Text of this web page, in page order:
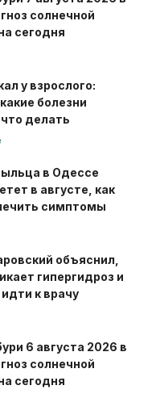
солнечной
сегодня
у взрослого:
болезни
делать
в Одессе
в августе, как
симптомы
объяснил,
гипергидроз и
к врачу
6 августа 2026 в
солнечной
сегодня